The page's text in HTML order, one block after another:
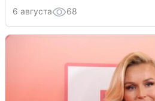
6 августа 68